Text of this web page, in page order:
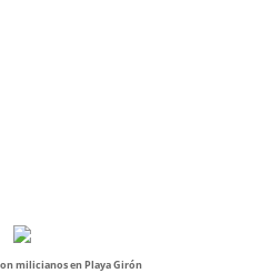
milicianos en Playa Girón